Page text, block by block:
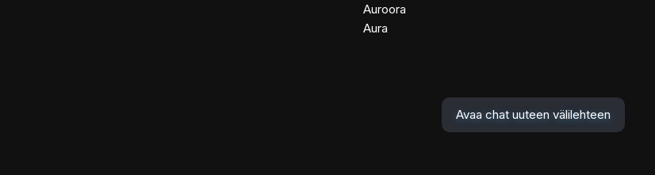
Auroora
Aura
Avaa chat uuteen välilehteen